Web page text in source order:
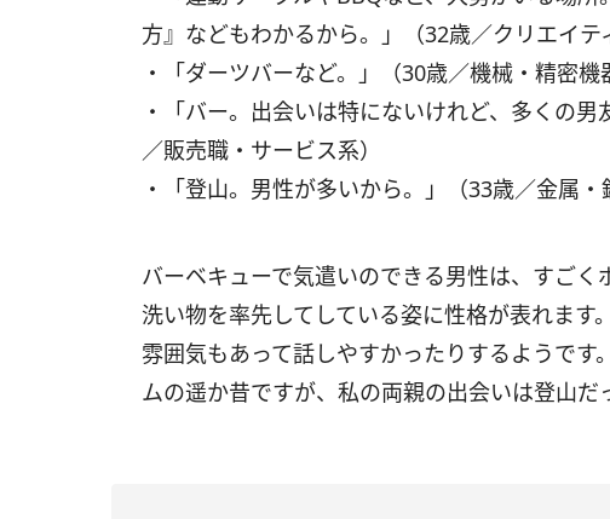
方』などもわかるから。」（32歳／クリエイテ
・「ダーツバーなど。」（30歳／機械・精密機
・「バー。出会いは特にないけれど、多くの
／販売職・サービス系）
・「登山。男性が多いから。」（33歳／金属・
バーベキューで気遣いのできる男性は、すごく
洗い物を率先してしている姿に性格が表れます
雰囲気もあって話しやすかったりするようで
ムの遥か昔ですが、私の両親の出会いは登山だ